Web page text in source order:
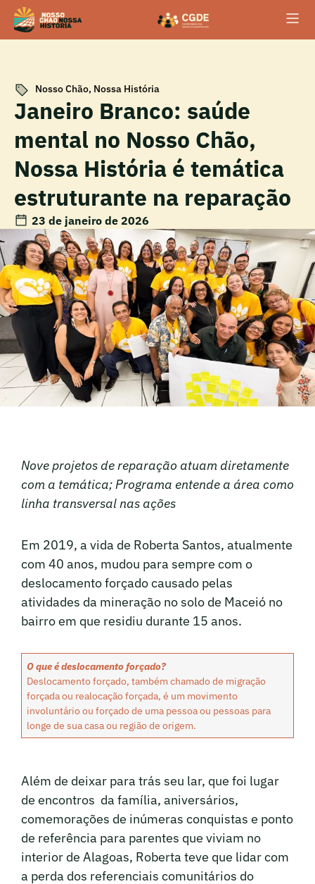
Nosso Chão, Nossa História
Janeiro Branco: saúde
mental no Nosso Chão,
Nossa História é temática
estruturante na reparação
23 de janeiro de 2026
Nove projetos de reparação atuam diretamente
com a temática; Programa entende a área como
linha transversal nas ações
Em 2019, a vida de Roberta Santos, atualmente
com 40 anos, mudou para sempre com o
deslocamento forçado causado pelas
atividades da mineração no solo de Maceió no
bairro em que residiu durante 15 anos.
O que é deslocamento forçado?
Deslocamento forçado, também chamado de migração
forçada ou realocação forçada, é um movimento
involuntário ou forçado de uma pessoa ou pessoas para
longe de sua casa ou região de origem.
Além de deixar para trás seu lar, que foi lugar
de encontros da família, aniversários,
comemorações de inúmeras conquistas e ponto
de referência para parentes que viviam no
interior de Alagoas, Roberta teve que lidar com
a perda dos referenciais comunitários do